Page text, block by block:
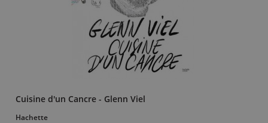
Cuisine d'un Cancre - Glenn Viel
Hachette